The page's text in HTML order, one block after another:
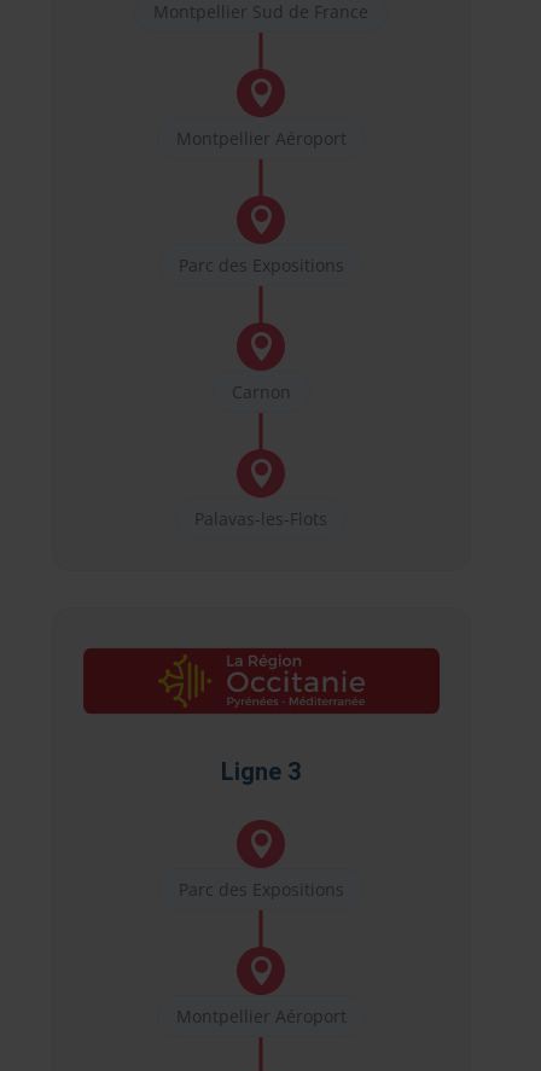
Montpellier Sud de France

Montpellier Aéroport

Parc des Expositions

Carnon

Palavas-les-Flots
Ligne 3

Parc des Expositions

Montpellier Aéroport